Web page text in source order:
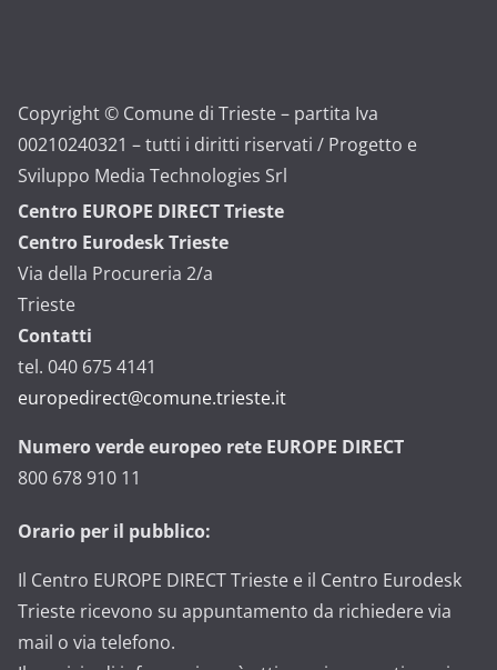
Copyright © Comune di Trieste – partita Iva
00210240321 – tutti i diritti riservati / Progetto e
Sviluppo Media Technologies Srl
Centro EUROPE DIRECT Trieste
Centro Eurodesk Trieste
Via della Procureria 2/a
Trieste
Contatti
tel. 040 675 4141
europedirect@comune.trieste.it
Numero verde europeo rete EUROPE DIRECT
800 678 910 11
Orario per il pubblico:
Il Centro EUROPE DIRECT Trieste e il Centro Eurodesk
Trieste ricevono su appuntamento da richiedere via
mail o via telefono.